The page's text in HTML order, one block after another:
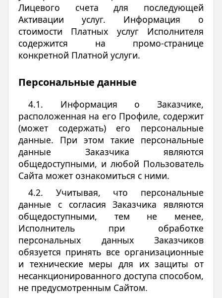
Лицевого счета для последующей
Активации услуг. Информация о
стоимости Платных услуг Исполнителя
содержится на промо-странице
конкретной Платной услуги.
Персональные данные
4.1. Информация о Заказчике,
расположенная на его Профиле, содержит
(может содержать) его персональные
данные. При этом такие персональные
данные Заказчика являются
общедоступными, и любой Пользователь
Сайта может ознакомиться с ними.
4.2. Учитывая, что персональные
данные с согласия Заказчика являются
общедоступными, тем не менее,
Исполнитель при обработке
персональных данных Заказчиков
обязуется принять все организационные
и технические меры для их защиты от
несанкционированного доступа способом,
не предусмотренным Сайтом.